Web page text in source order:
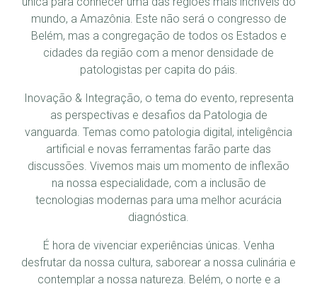
mundo, a Amazônia. Este não será o congresso de
Belém, mas a congregação de todos os Estados e
cidades da região com a menor densidade de
patologistas per capita do páis.
Inovação & Integração, o tema do evento, representa
as perspectivas e desafios da Patologia de
vanguarda. Temas como patologia digital, inteligência
artificial e novas ferramentas farão parte das
discussões. Vivemos mais um momento de inflexão
na nossa especialidade, com a inclusão de
tecnologias modernas para uma melhor acurácia
diagnóstica.
É hora de vivenciar experiências únicas. Venha
desfrutar da nossa cultura, saborear a nossa culinária e
contemplar a nossa natureza. Belém, o norte e a